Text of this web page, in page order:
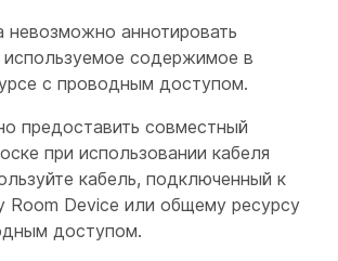
невозможно аннотировать
содержимое в
с проводным доступом.
предоставить совместный
при использовании кабеля
кабель, подключенный к
Room Device или общему ресурсу
доступом.